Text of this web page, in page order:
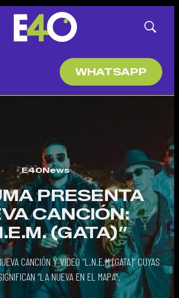
Mostrar
WHATSAPP
E40News
PRESENTA
CANCIÓN:
(GATA)”
CANCIÓN Y VIDEO “L.N.E.M (GATA)” CUYAS
“LA NUEVA EN EL MAPA”.